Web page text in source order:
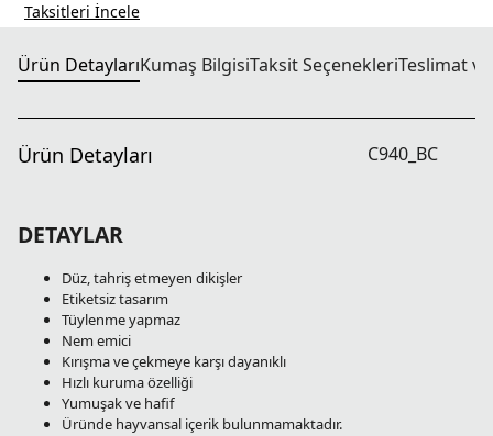
Taksitleri İncele
Ürün DetaylarıKumaş BilgisiTaksit SeçenekleriTeslimat
Ürün Detayları C940_BC
DETAYLAR
Düz, tahriş etmeyen dikişler
Etiketsiz tasarım
Tüylenme yapmaz
Nem emici
Kırışma ve çekmeye karşı dayanıklı
Hızlı kuruma özelliği
Yumuşak ve hafif
Üründe hayvansal içerik bulunmamaktadır.